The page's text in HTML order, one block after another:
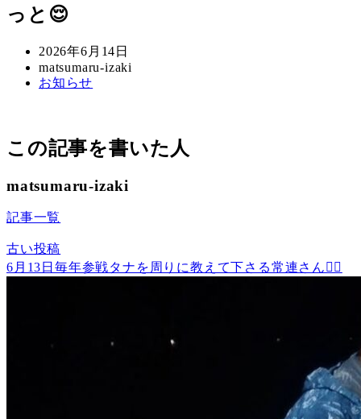
っと😌
投
稿
日
2026年6月14日
著
者
matsumaru-izaki
カ
ー
お知らせ
この記事を書いた人
matsumaru-izaki
記事一覧
古い投稿
6月13日毎年参戦タナを周りに教えて下さる常連さん🙂‍↕️